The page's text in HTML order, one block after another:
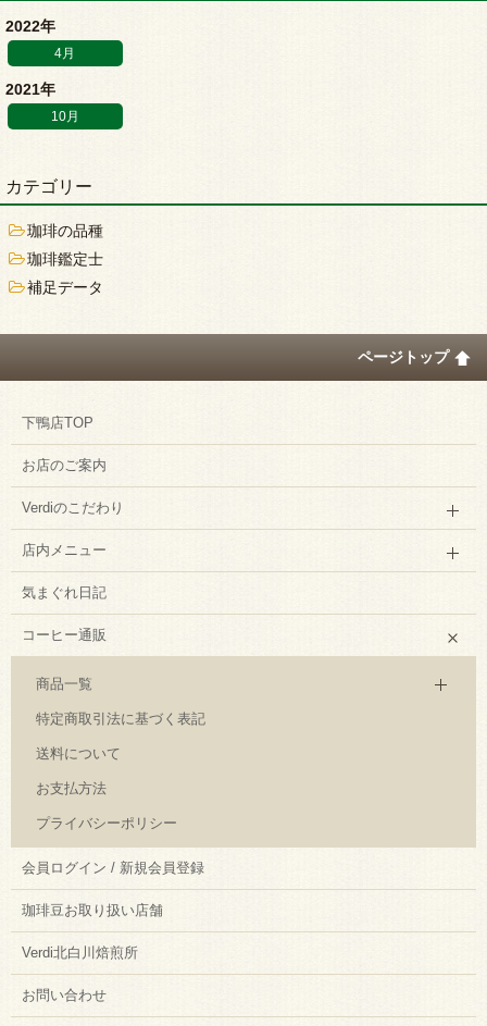
2022年
4月
2021年
10月
カテゴリー
珈琲の品種
珈琲鑑定士
補足データ
ページトップ
下鴨店TOP
お店のご案内
Verdiのこだわり
店内メニュー
気まぐれ日記
コーヒー通販
商品一覧
特定商取引法に基づく表記
送料について
お支払方法
プライバシーポリシー
会員ログイン / 新規会員登録
珈琲豆お取り扱い店舗
Verdi北白川焙煎所
お問い合わせ